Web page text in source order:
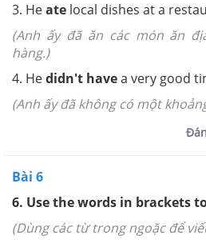
3. Heate local dishes at a
(Anh ấy đã ăn các món ăn
hàng.)
4. Hedidn't havea very good
(Anh ấy đã không có một
Bài 6
6. Use the words in brackets
(Dùng các từ trong ngoặc để